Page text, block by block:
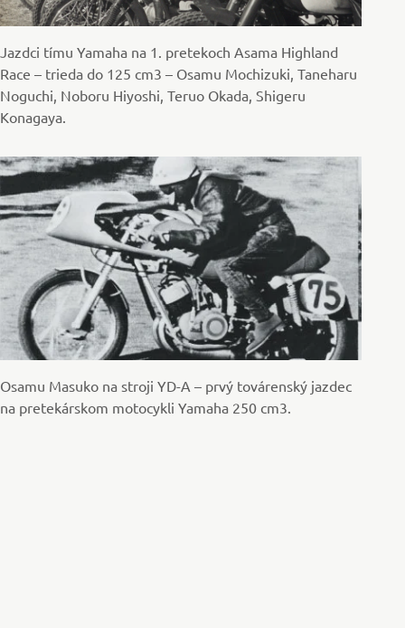
Jazdci tímu Yamaha na 1. pretekoch Asama Highland
Race – trieda do 125 cm3 – Osamu Mochizuki, Taneharu
Noguchi, Noboru Hiyoshi, Teruo Okada, Shigeru
Konagaya.
Osamu Masuko na stroji YD-A – prvý továrenský jazdec
na pretekárskom motocykli Yamaha 250 cm3.